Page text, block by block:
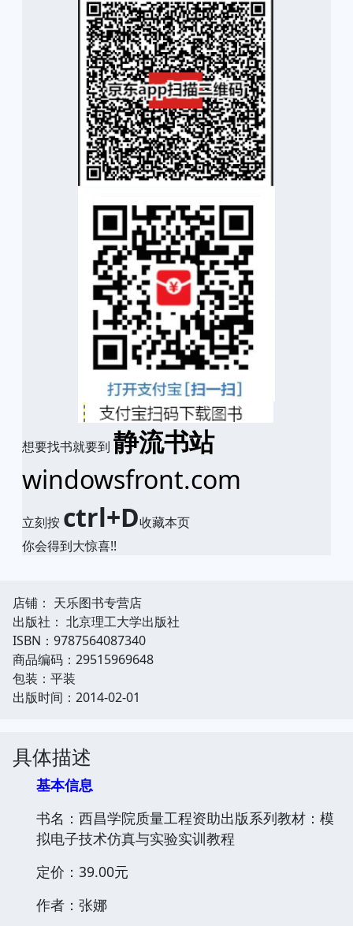
想要找书就要到 静流书站
windowsfront.com
立刻按 ctrl+D收藏本页
你会得到大惊喜!!
店铺： 天乐图书专营店
出版社： 北京理工大学出版社
ISBN：9787564087340
商品编码：29515969648
包装：平装
出版时间：2014-02-01
具体描述
基本信息
书名：西昌学院质量工程资助出版系列教材：模
拟电子技术仿真与实验实训教程
定价：39.00元
作者：张娜